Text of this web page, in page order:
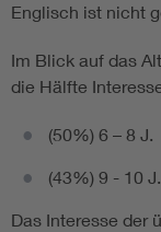
Englisch ist nicht
Im Blick auf das
die Hälfte
(50%) 6 – 8 J.
(43%) 9 - 10 J.
Das Interesse der